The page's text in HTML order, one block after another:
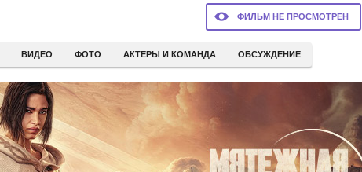
ФИЛЬМ НЕ ПРОСМОТРЕН
ВИДЕО ФОТО АКТЕРЫ И КОМАНДА ОБСУЖДЕНИЕ